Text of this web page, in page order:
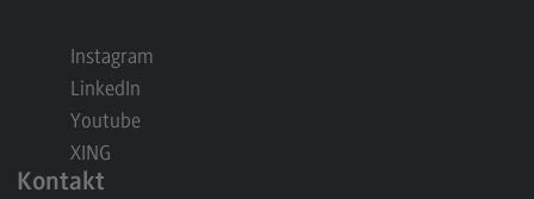
Modulangebot
Berufsperspektiven
Kontakt
Instagram
LinkedIn
Youtube
XING
Kontakt